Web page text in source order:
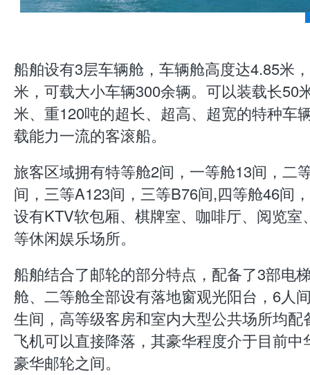
船舶设有3层车辆舱，车辆舱高度达4.85米
米，可载大小车辆300余辆。可以装载长50
米、重120吨的超长、超高、超宽的特种车
载能力一流的客滚船。
旅客区域拥有特等舱2间，一等舱13间，二
间，三等A123间，三等B76间,四等舱46间
设有KTV软包厢、棋牌室、咖啡厅、阅览室
等休闲娱乐场所。
船舶结合了邮轮的部分特点，配备了3部电
舱、二等舱全部设有落地窗观光阳台，6人
生间，高等级客房和室内大型公共场所均配
飞机可以直接降落，其豪华程度介于目前中
豪华邮轮之间。